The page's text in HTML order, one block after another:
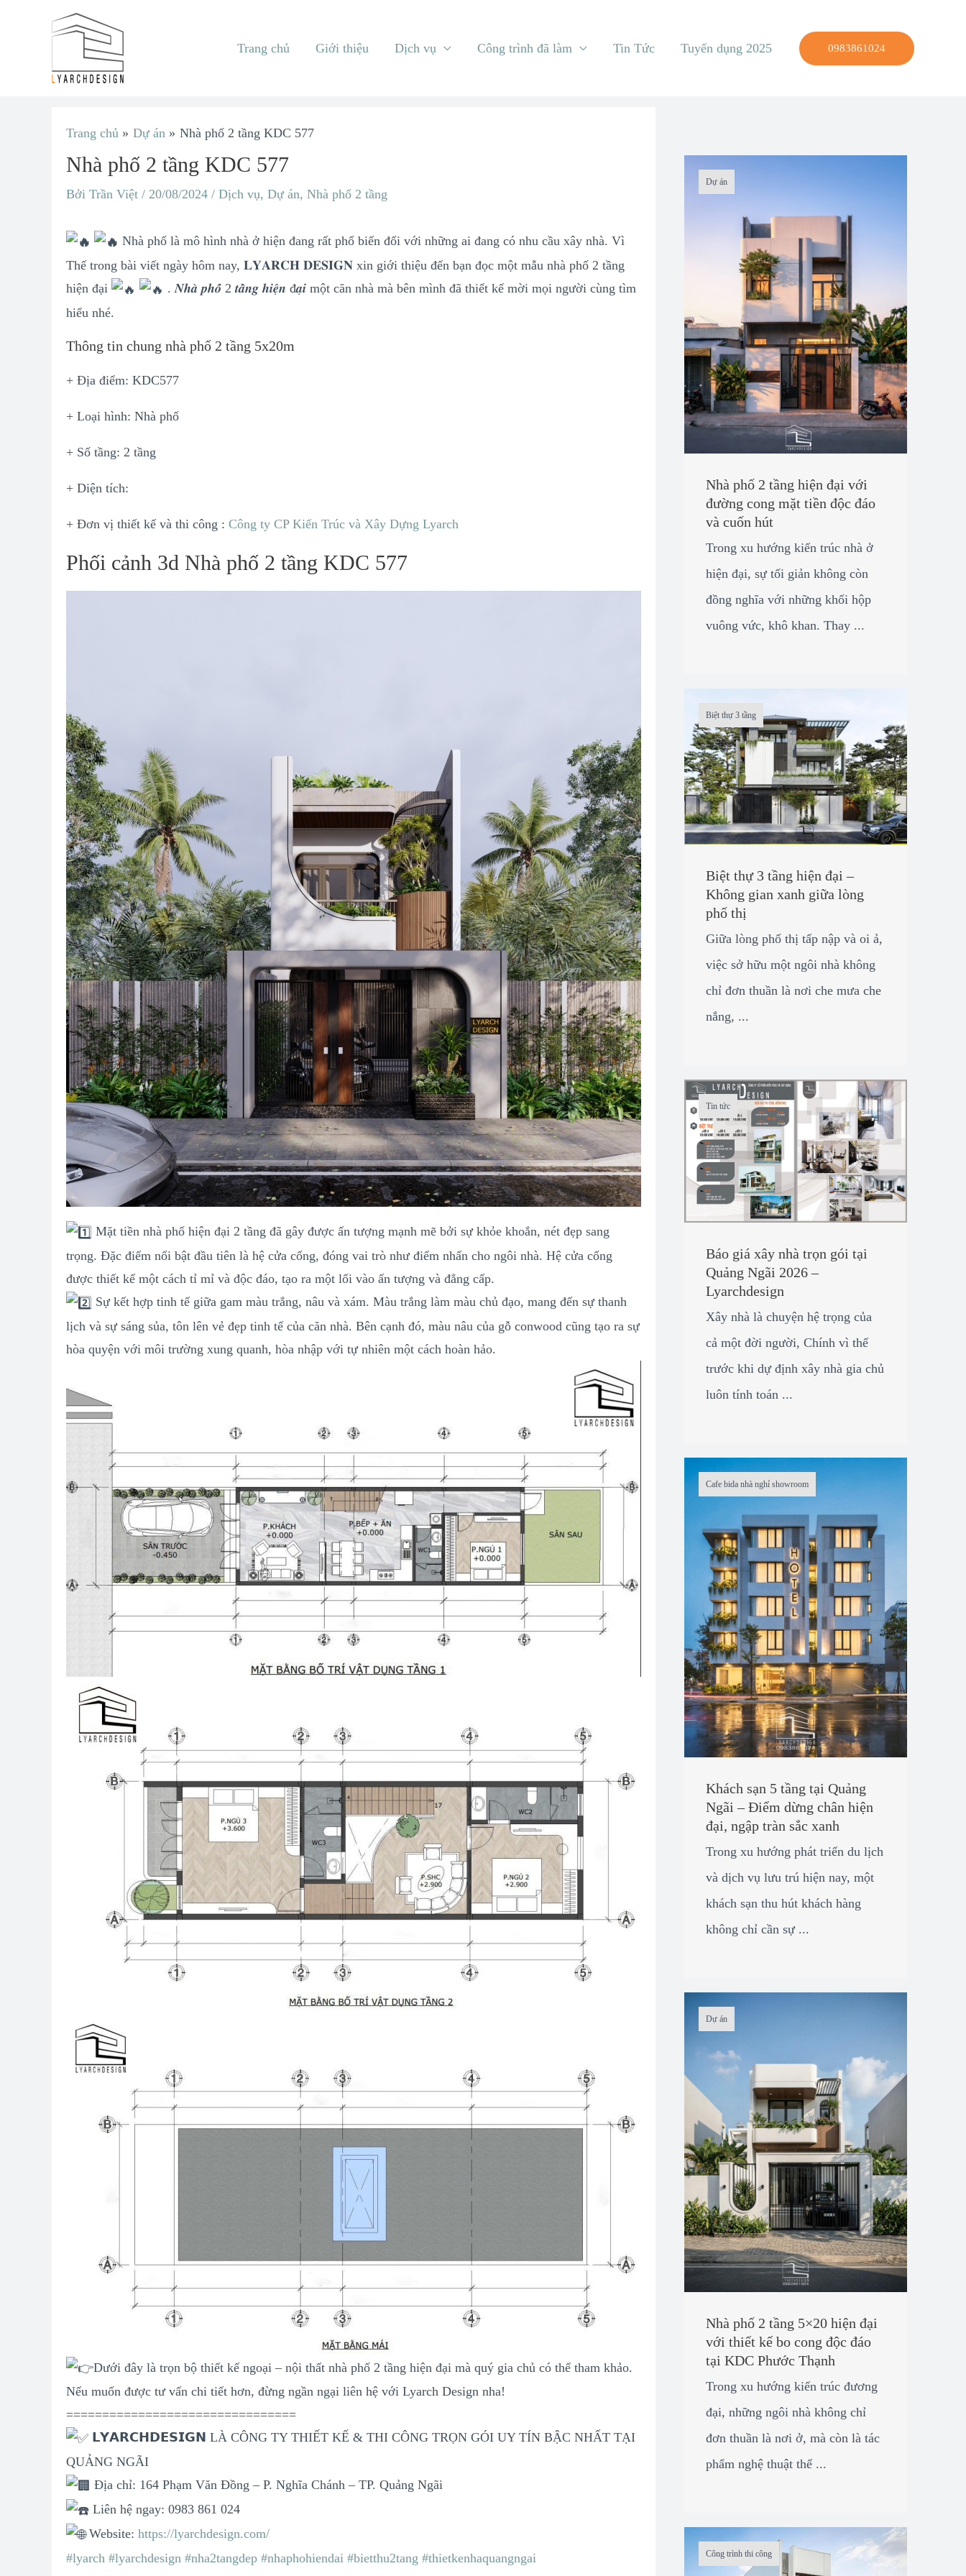
Trang chủ Giới thiệu Dịch vụ Công trình đã làm Tin Tức Tuyển dụng 2025 0983861024
Trang chủ Dự án Nhà phố 2 tầng KDC 577
Nhà phố 2 tầng KDC 577
Bởi Trần Việt / 20/08/2024 / Dịch vụ, Dự án, Nhà phố 2 tầng
Nhà phố là mô hình nhà ở hiện đang rất phổ biến đối với những ai đang có nhu cầu xây nhà. Vì
Thế trong bài viết ngày hôm nay, 𝐋𝐘𝐀𝐑𝐂𝐇 𝐃𝐄𝐒𝐈𝐆𝐍 xin giới thiệu đến bạn đọc một mẫu nhà phố 2 tầng
hiện đại
. 𝑵𝒉𝒂̀ 𝒑𝒉𝒐̂́ 2 𝒕𝒂̂̀𝒏𝒈 𝒉𝒊𝒆̣̂𝒏 đ𝒂̣𝒊 một căn nhà mà bên mình đã thiết kế mời mọi người cùng tìm
hiểu nhé.
Thông tin chung nhà phố 2 tầng 5x20m
+ Địa điểm: KDC577
+ Loại hình: Nhà phố
+ Số tầng: 2 tầng
+ Diện tích:
+ Đơn vị thiết kế và thi công : Công ty CP Kiến Trúc và Xây Dựng Lyarch
Phối cảnh 3d Nhà phố 2 tầng KDC 577
Mặt tiền nhà phố hiện đại 2 tầng đã gây được ấn tượng mạnh mẽ bởi sự khỏe khoắn, nét đẹp sang
trọng. Đặc điểm nổi bật đầu tiên là hệ cửa cổng, đóng vai trò như điểm nhấn cho ngôi nhà. Hệ cửa cổng
được thiết kế một cách tỉ mỉ và độc đáo, tạo ra một lối vào ấn tượng và đẳng cấp.
Sự kết hợp tinh tế giữa gam màu trắng, nâu và xám. Màu trắng làm màu chủ đạo, mang đến sự thanh
lịch và sự sáng sủa, tôn lên vẻ đẹp tinh tế của căn nhà. Bên cạnh đó, màu nâu của gỗ conwood cũng tạo ra sự
hòa quyện với môi trường xung quanh, hòa nhập với tự nhiên một cách hoàn hảo.
Dưới đây là trọn bộ thiết kế ngoại – nội thất nhà phố 2 tầng hiện đại mà quý gia chủ có thể tham khảo.
Nếu muốn được tư vấn chi tiết hơn, đừng ngần ngại liên hệ với Lyarch Design nha!
================================
𝗟𝗬𝗔𝗥𝗖𝗛𝗗𝗘𝗦𝗜𝗚𝗡 LÀ CÔNG TY THIẾT KẾ & THI CÔNG TRỌN GÓI UY TÍN BẬC NHẤT TẠI
QUẢNG NGÃI
Địa chỉ: 164 Phạm Văn Đồng – P. Nghĩa Chánh – TP. Quảng Ngãi
Liên hệ ngay: 0983 861 024
Website: https://lyarchdesign.com/
#lyarch #lyarchdesign #nha2tangdep #nhaphohiendai #bietthu2tang #thietkenhaquangngai
hướng
viết
Dự án
Nhà phố 2 tầng hiện đại với
đường cong mặt tiền độc đáo
và cuốn hút
Trong xu hướng kiến trúc nhà ở
hiện đại, sự tối giản không còn
đồng nghĩa với những khối hộp
vuông vức, khô khan. Thay ...
Biệt thự 3 tầng
Biệt thự 3 tầng hiện đại –
Không gian xanh giữa lòng
phố thị
Giữa lòng phố thị tấp nập và oi ả,
việc sở hữu một ngôi nhà không
chỉ đơn thuần là nơi che mưa che
nắng, ...
Tin tức
Báo giá xây nhà trọn gói tại
Quảng Ngãi 2026 –
Lyarchdesign
Xây nhà là chuyện hệ trọng của
cả một đời người, Chính vì thế
trước khi dự định xây nhà gia chủ
luôn tính toán ...
Cafe bida nhà nghỉ showroom
Khách sạn 5 tầng tại Quảng
Ngãi – Điểm dừng chân hiện
đại, ngập tràn sắc xanh
Trong xu hướng phát triển du lịch
và dịch vụ lưu trú hiện nay, một
khách sạn thu hút khách hàng
không chỉ cần sự ...
Dự án
Nhà phố 2 tầng 5×20 hiện đại
với thiết kế bo cong độc đáo
tại KDC Phước Thạnh
Trong xu hướng kiến trúc đương
đại, những ngôi nhà không chỉ
đơn thuần là nơi ở, mà còn là tác
phẩm nghệ thuật thể ...
Công trình thi công